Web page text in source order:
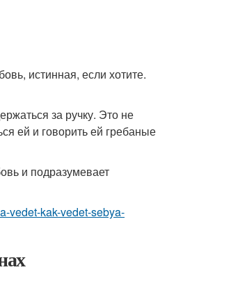
истинная, если хотите.
за ручку. Это не
ей и говорить ей гребаные
и подразумевает
vedet-kak-vedet-sebya-